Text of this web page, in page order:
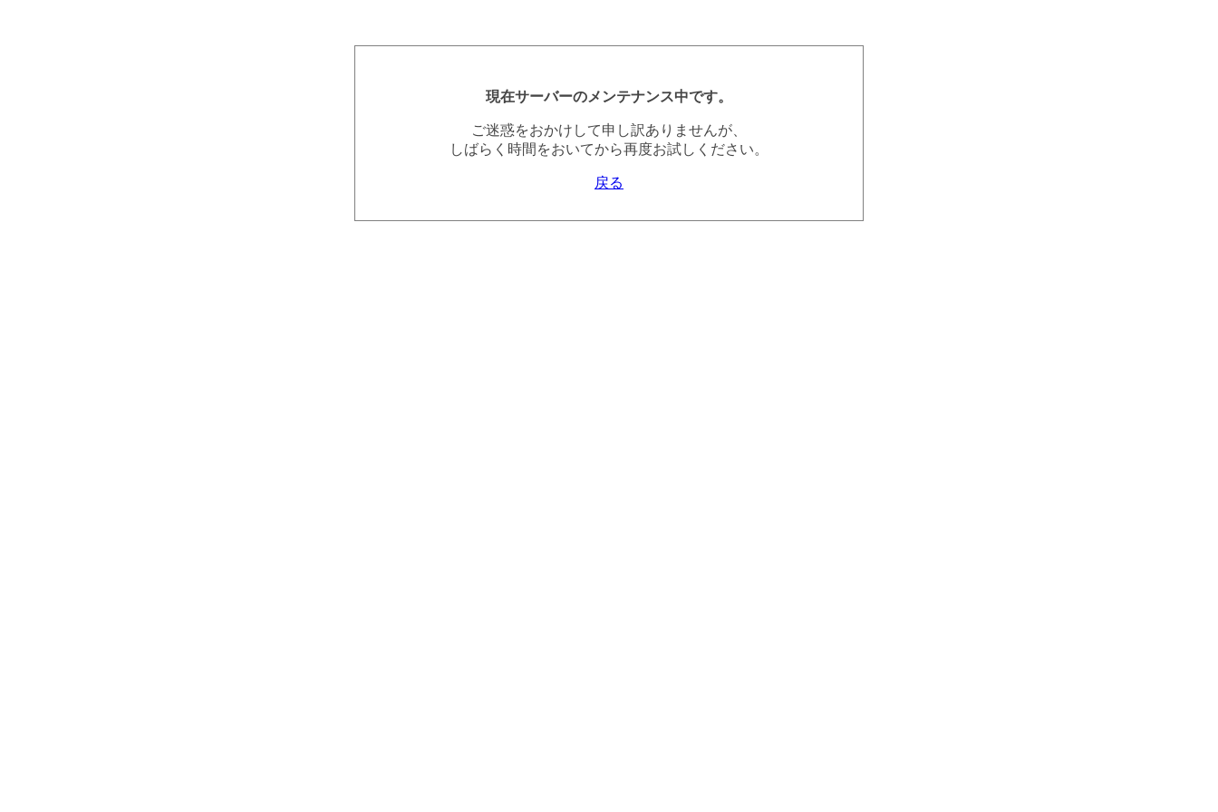
現在サーバーのメンテナンス中です。
ご迷惑をおかけして申し訳ありませんが、
しばらく時間をおいてから再度お試しください。
戻る